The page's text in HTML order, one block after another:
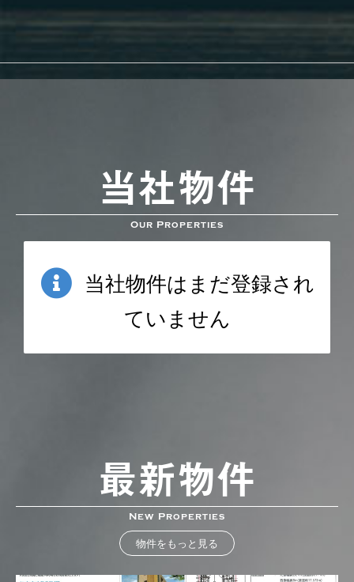
当社物件
Our Properties
当社物件はまだ登録され
ていません
最新物件
New Properties
物件をもっと見る